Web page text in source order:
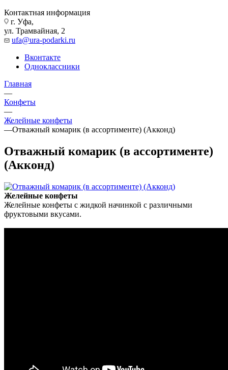
Контактная информация
г. Уфа,
ул. Трамвайная, 2
ufa@ura-podarki.ru
Вконтакте
Одноклассники
Главная
—
Конфеты
—
Желейные конфеты
—Отважный комарик (в ассортименте) (Акконд)
Отважный комарик (в ассортименте)
(Акконд)
Желейные конфеты
Желейные конфеты с жидкой начинкой с различными
фруктовыми вкусами.